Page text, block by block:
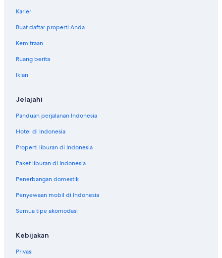
Karier
Buat daftar properti Anda
Kemitraan
Ruang berita
Iklan
Jelajahi
Panduan perjalanan Indonesia
Hotel di Indonesia
Properti liburan di Indonesia
Paket liburan di Indonesia
Penerbangan domestik
Penyewaan mobil di Indonesia
Semua tipe akomodasi
Kebijakan
Privasi